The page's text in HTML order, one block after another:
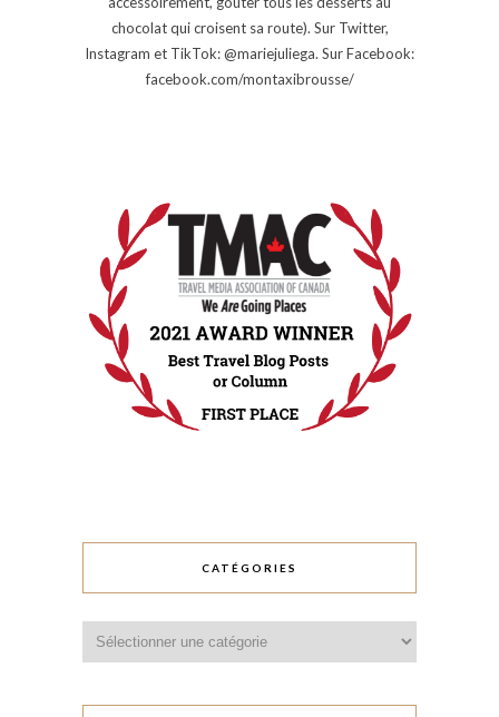
chocolat qui croisent sa route). Sur Twitter,
Instagram et TikTok: @mariejuliega. Sur Facebook:
facebook.com/montaxibrousse/
CATÉGORIES